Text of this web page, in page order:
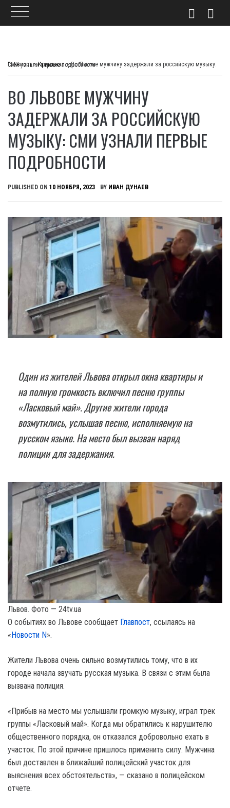
Главпост>Криминал>
Во Львове мужчину задержали за российскую музыку: СМИ узнали первые подробности
ВО ЛЬВОВЕ МУЖЧИНУ
ЗАДЕРЖАЛИ ЗА РОССИЙСКУЮ
МУЗЫКУ: СМИ УЗНАЛИ ПЕРВЫЕ
ПОДРОБНОСТИ
PUBLISHED ON 10 НОЯБРЯ, 2023 BY ИВАН ДУНАЕВ
Один из жителей Львова открыл окна квартиры и
на полную громкость включил песню группы
«Ласковый май». Другие жители города
возмутились, услышав песню, исполняемую на
русском языке. На место был вызван наряд
полиции для задержания.
Львов. Фото — 24tv.ua
О событиях во Львове сообщает Главпост, ссылаясь на
« Новости N».
Жители Львова очень сильно возмутились тому, что в их
городе начала звучать русская музыка. В связи с этим была
вызвана полиция.
«Прибыв на место мы услышали громкую музыку, играл трек
группы «Ласковый май». Когда мы обратились к нарушителю
общественного порядка, он отказался добровольно ехать в
участок. По этой причине пришлось применить силу. Мужчина
был доставлен в ближайший полицейский участок для
выяснения всех обстоятельств», — сказано в полицейском
отчете.